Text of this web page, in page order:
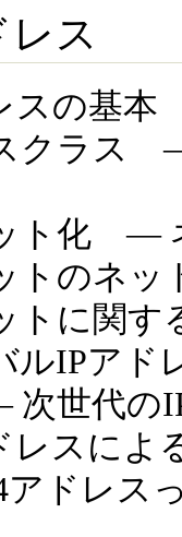
レス
の基本
クラス ―
ト化 ―
のネッ
に関す
IPアド
世代の
スによ
ドレス